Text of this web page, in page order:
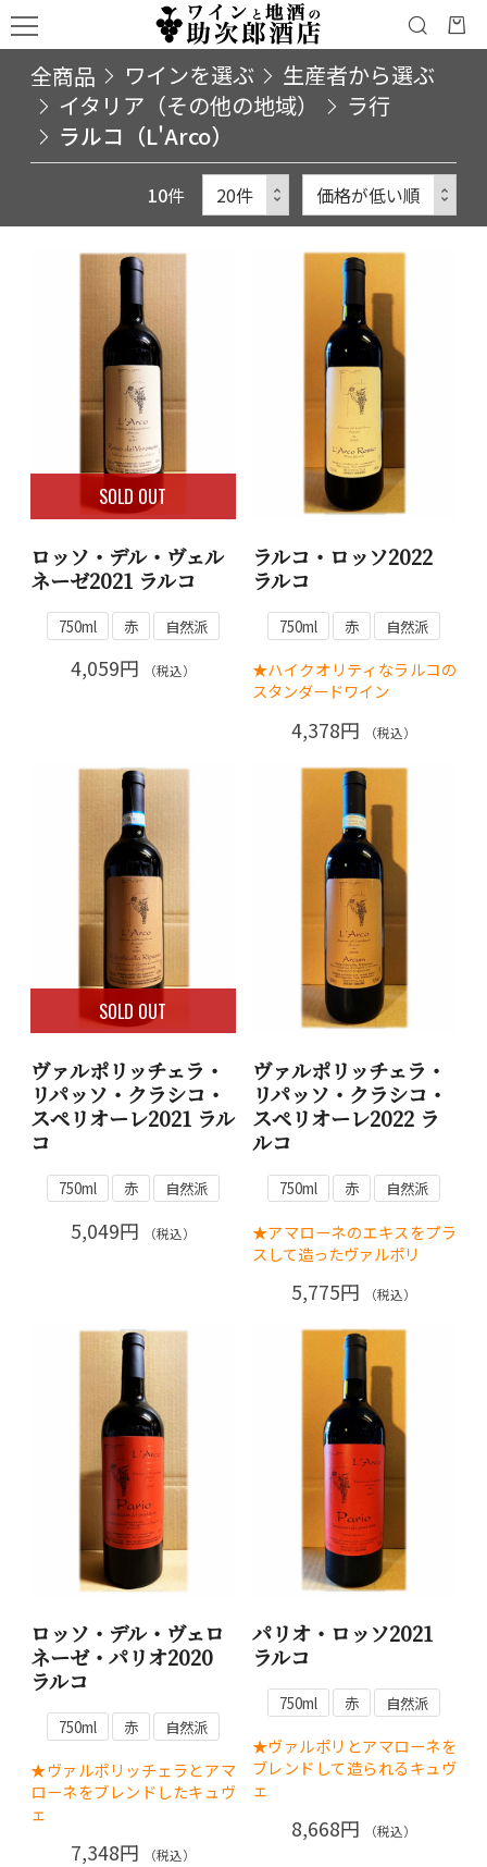
全商品 ワインを選ぶ
生産者から選ぶ
イタリア（その他の地域）
ラ行
ラルコ（L'Arco）
10件
SOLD OUT
ロッソ・デル・ヴェル
ネーゼ2021 ラルコ
750ml 赤 自然派
4,059円 （税込）
ラルコ・ロッソ2022
ラルコ
750ml 赤 自然派
★ハイクオリティなラルコの
スタンダードワイン
4,378円 （税込）
SOLD OUT
ヴァルポリッチェラ・
リパッソ・クラシコ・
スペリオーレ2021 ラル
コ
750ml 赤 自然派
5,049円 （税込）
ヴァルポリッチェラ・
リパッソ・クラシコ・
スペリオーレ2022 ラ
ルコ
750ml 赤 自然派
★アマローネのエキスをプラ
スして造ったヴァルポリ
5,775円 （税込）
ロッソ・デル・ヴェロ
ネーゼ・パリオ2020
ラルコ
750ml 赤 自然派
★ヴァルポリッチェラとアマ
ローネをブレンドしたキュヴ
ェ
7,348円 （税込）
パリオ・ロッソ2021
ラルコ
750ml 赤 自然派
★ヴァルポリとアマローネを
ブレンドして造られるキュヴ
ェ
8,668円 （税込）